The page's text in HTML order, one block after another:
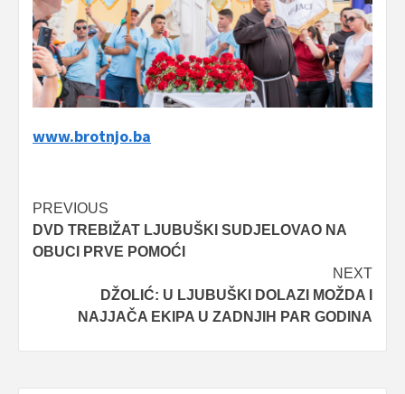
www.brotnjo.ba
Post
navigation
PREVIOUS
DVD TREBIŽAT LJUBUŠKI SUDJELOVAO NA
OBUCI PRVE POMOĆI
NEXT
DŽOLIĆ: U LJUBUŠKI DOLAZI MOŽDA I
NAJJAČA EKIPA U ZADNJIH PAR GODINA